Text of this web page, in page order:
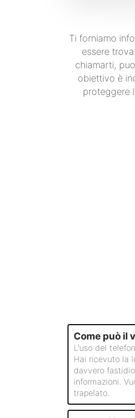
Ti forniamo
essere
chiamarti,
obiettivo è
proteggere
Come può il
L'uso del
Hai ricevuto la
davvero
informazioni.
trapelato.